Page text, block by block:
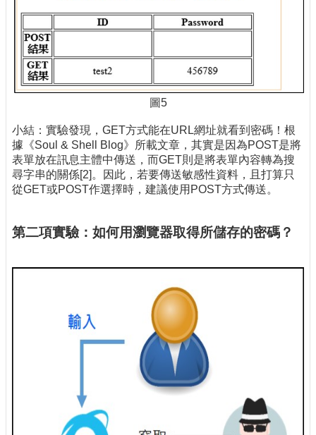
圖5
小結：實驗發現，GET方式能在URL網址就看到密碼！根
據《Soul & Shell Blog》所載文章，其實是因為POST是將
表單放在訊息主體中傳送，而GET則是將表單內容轉為搜
尋字串的關係[2]。因此，若要傳送敏感性資料，且打算只
從GET或POST作選擇時，建議使用POST方式傳送。
第二項實驗：如何用瀏覽器取得所儲存的密碼？